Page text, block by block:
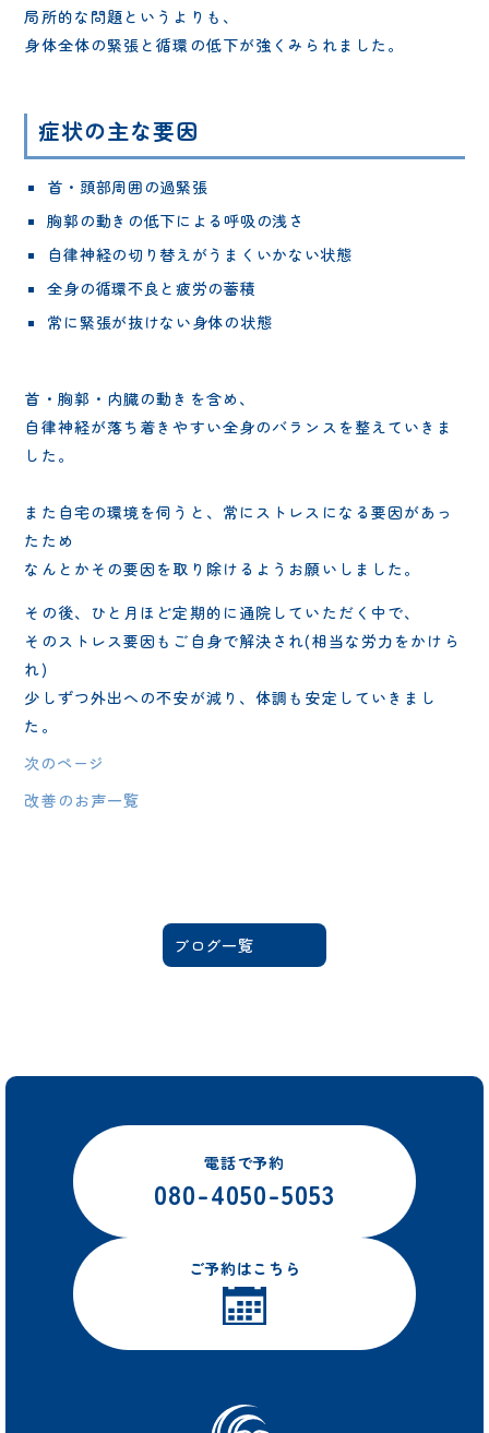
局所的な問題というよりも、
身体全体の緊張と循環の低下が強くみられました。
症状の主な要因
首・頭部周囲の過緊張
胸郭の動きの低下による呼吸の浅さ
自律神経の切り替えがうまくいかない状態
全身の循環不良と疲労の蓄積
常に緊張が抜けない身体の状態
首・胸郭・内臓の動きを含め、
自律神経が落ち着きやすい全身のバランスを整えていきま
した。
また自宅の環境を伺うと、常にストレスになる要因があっ
たため
なんとかその要因を取り除けるようお願いしました。
その後、ひと月ほど定期的に通院していただく中で、
そのストレス要因もご自身で解決され(相当な労力をかけら
れ)
少しずつ外出への不安が減り、体調も安定していきまし
た。
次のページ
改善のお声一覧
ブログ一覧
電話で予約
080-4050-5053
ご予約はこちら